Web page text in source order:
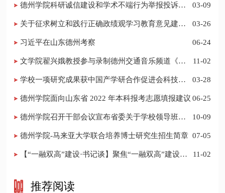
德州学院科研诚信建设和学术不端行为举报投诉电
03-09
03-26
习近平在山东德州考察 06-24
​文学院翟兴娥教授参与录制德州交通音乐频道《科
11-02
学校一项研究成果获中国产学研合作促进会科技创
03-28
德州学院面向山东省 2022 年本科报考志愿填报建议 06-25
​德州学院召开干部会议宣布省委关于学校领导班子
10-09
德州学院-马来亚大学联合培养博士研究生招生简章 07-05
11-02
推荐阅读